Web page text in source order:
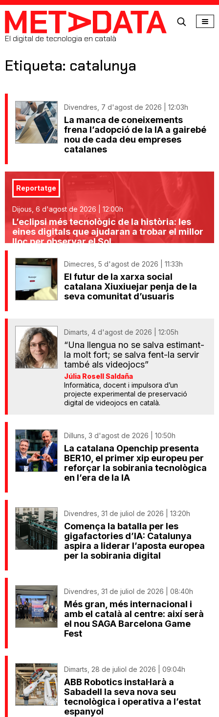
MetaData
El digital de tecnologia en català
Etiqueta: catalunya
Divendres, 7 d'agost de 2026 | 12:03h
La manca de coneixements
frena l’adopció de la IA a gairebé
nou de cada deu empreses
catalanes
Reportatge
Dijous, 6 d'agost de 2026 | 12:00h
L’eclipsi més tecnològic de la història: les
eines digitals que ajudaran a trobar el millor
lloc per observar el Sol
Dimecres, 5 d'agost de 2026 | 11:33h
El futur de la xarxa social
catalana Xiuxiuejar penja de la
seva comunitat d’usuaris
Dimarts, 4 d'agost de 2026 | 12:05h
“Una llengua no se salva estimant-
la molt fort; se salva fent-la servir
també als videojocs”
Júlia Rosell Saldaña
Informàtica, docent i impulsora d’un
projecte experimental de preservació
digital de videojocs en català.
Dilluns, 3 d'agost de 2026 | 10:50h
La catalana Openchip presenta
BER10, el primer xip europeu per
reforçar la sobirania tecnològica
en l’era de la IA
Divendres, 31 de juliol de 2026 | 13:20h
Comença la batalla per les
gigafactories d’IA: Catalunya
aspira a liderar l’aposta europea
per la sobirania digital
Divendres, 31 de juliol de 2026 | 08:40h
Més gran, més internacional i
amb el català al centre: així serà
el nou SAGA Barcelona Game
Fest
Dimarts, 28 de juliol de 2026 | 09:04h
ABB Robotics instal·larà a
Sabadell la seva nova seu
tecnològica i operativa a l’estat
espanyol